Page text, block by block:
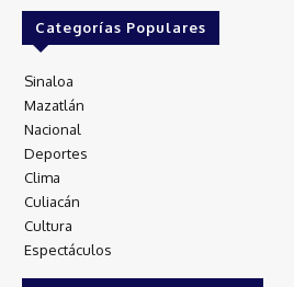
Categorías Populares
Sinaloa
Mazatlán
Nacional
Deportes
Clima
Culiacán
Cultura
Espectáculos